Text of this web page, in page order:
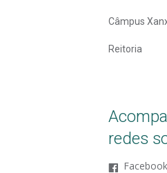
Câmpus
Reitoria
redes
Facebook